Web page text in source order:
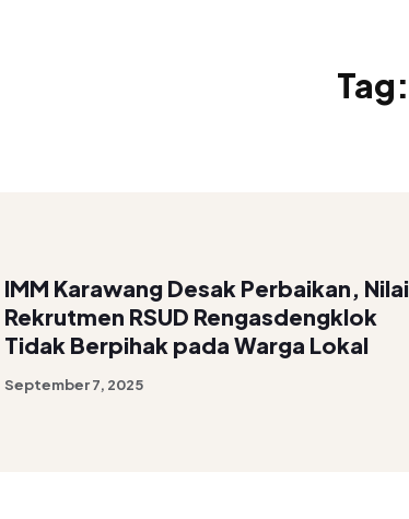
Tag:
IMM Karawang Desak Perbaikan, Nilai
Rekrutmen RSUD Rengasdengklok
Tidak Berpihak pada Warga Lokal
September 7, 2025